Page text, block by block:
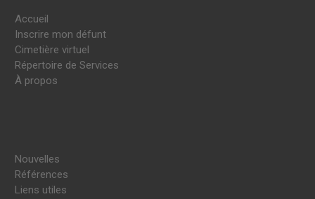
Accueil
Inscrire mon défunt
Cimetière virtuel
Répertoire de Services
À propos
Nouvelles
Références
Liens utiles